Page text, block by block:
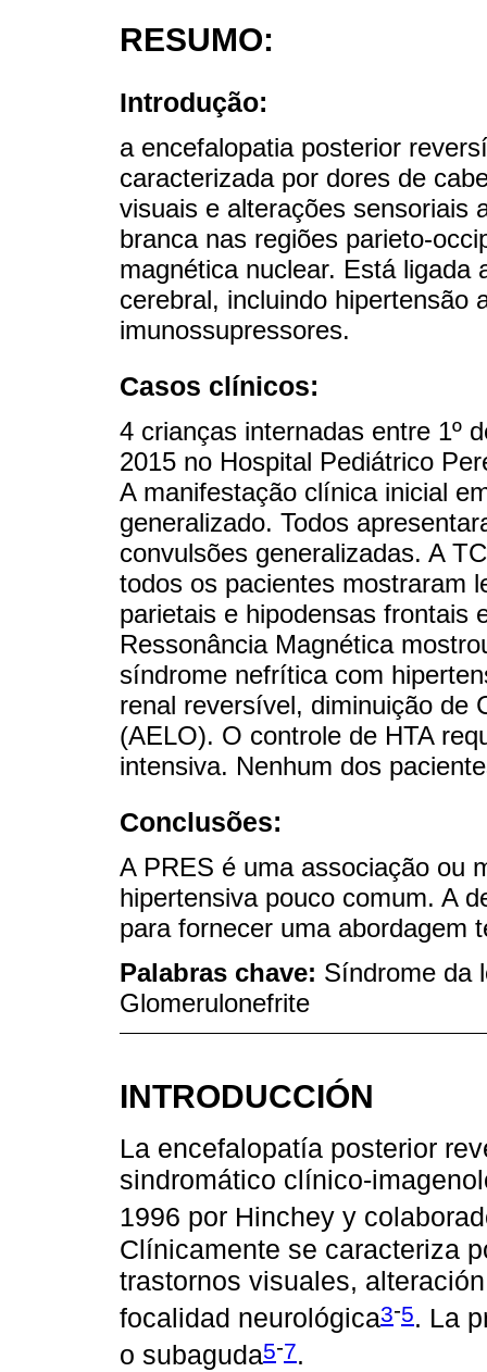
RESUMO:
Introdução:
a encefalopatia posterior
caracterizada por dores de
visuais e alterações sensoriais
branca nas regiões parieto-
magnética nuclear. Está ligada
cerebral, incluindo hipertensão
imunossupressores.
Casos clínicos:
4 crianças internadas entre 1º
2015 no Hospital Pediátrico
A manifestação clínica inicial
generalizado. Todos
convulsões generalizadas. A
todos os pacientes mostraram
parietais e hipodensas frontais
Ressonância Magnética
síndrome nefrítica com
renal reversível, diminuição de
(AELO). O controle de HTA
intensiva. Nenhum dos
Conclusões:
A PRES é uma associação ou
hipertensiva pouco comum. A
para fornecer uma abordagem
Palabras chave: Síndrome da
Glomerulonefrite
INTRODUCCIÓN
La encefalopatía posterior
sindromático clínico-
1996 por Hinchey y
Clínicamente se caracteriza
trastornos visuales,
focalidad neurológica3-5. La
o subaguda5-7.